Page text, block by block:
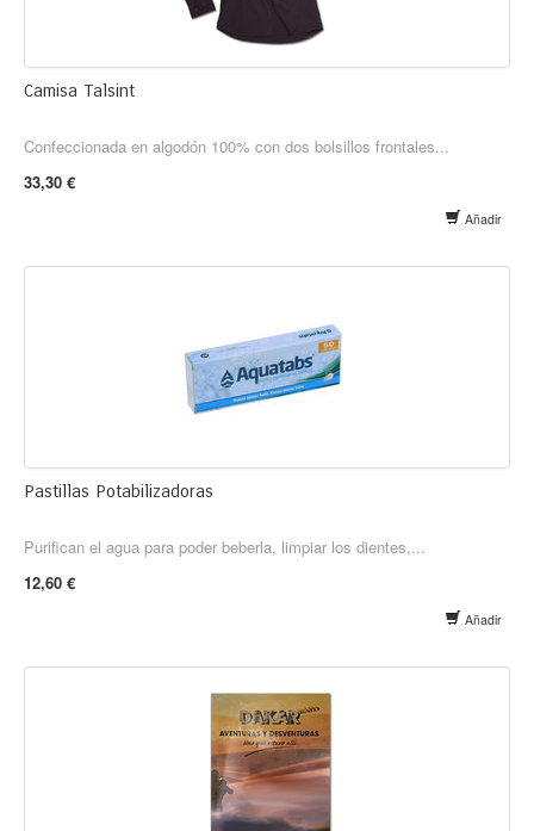
Camisa Talsint
Confeccionada en algodón 100% con dos bolsillos frontales...
33,30 €
Añadir
Pastillas Potabilizadoras
Purifican el agua para poder beberla, limpiar los dientes,...
12,60 €
Añadir